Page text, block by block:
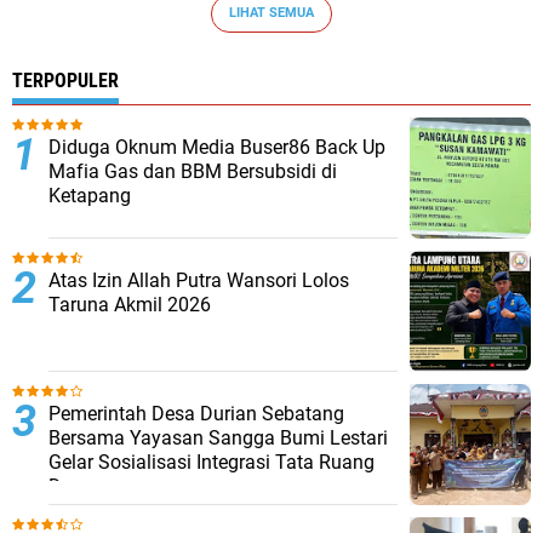
LIHAT SEMUA
TERPOPULER
Diduga Oknum Media Buser86 Back Up
Mafia Gas dan BBM Bersubsidi di
Ketapang
Atas Izin Allah Putra Wansori Lolos
Taruna Akmil 2026
Pemerintah Desa Durian Sebatang
Bersama Yayasan Sangga Bumi Lestari
Gelar Sosialisasi Integrasi Tata Ruang
Desa